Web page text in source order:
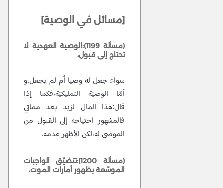
[مسائل في الوصية]
(مسألة 1199):الوصية العهدية لا
تحتاج إلى قبول،
سواء جعل له وصيا أم لم يجعل.و
أمّا الوصيّة التمليكيّة،فكما إذا
قال:هذا المال لزيد بعد مماتي
فالمشهور احتياجه إلى القبول من
الموصى له،لكن الأظهر عدمه.
(مسألة 1200):تتضيّق الواجبات
الموسّعة بظهور أمارات الموت،